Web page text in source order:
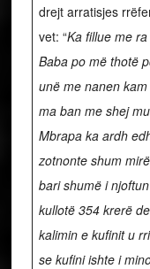
drejt arratisjes
vet: “Ka fillue me
Baba po më thotë
unë me nanen
ma ban me shej
Mbrapa ka ardh
zotnonte shum
bari shumë i
kullotë 354 krerë
kalimin e kufinit u
se kufini ishte i